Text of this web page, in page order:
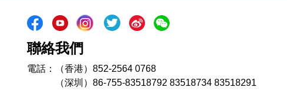
聯絡我們
電話：（香港）852-2564 0768
（深圳）86-755-83518792 83518734 83518291